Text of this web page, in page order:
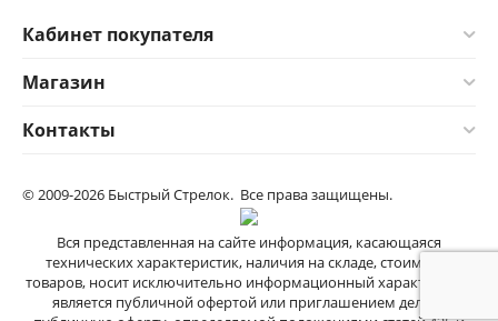
Кабинет покупателя
Магазин
Контакты
© 2009-2026 Быстрый Стрелок. Все права защищены.
Вся представленная на сайте информация, касающаяся
технических характеристик, наличия на складе, стоимости
товаров, носит исключительно информационный характер и не
является публичной офертой или приглашением делать